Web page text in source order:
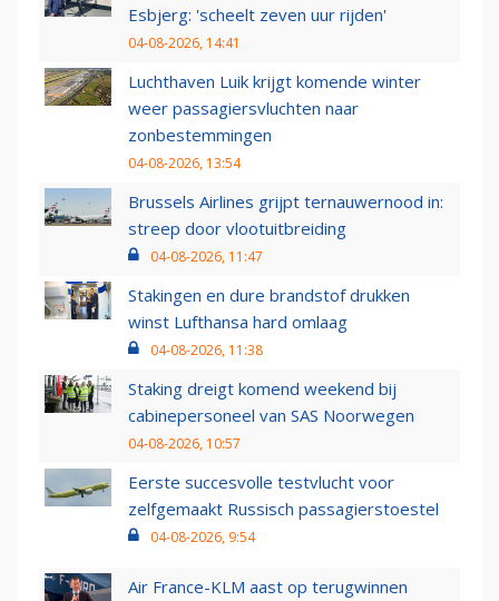
Esbjerg: 'scheelt zeven uur rijden'
04-08-2026, 14:41
Luchthaven Luik krijgt komende winter
weer passagiersvluchten naar
zonbestemmingen
04-08-2026, 13:54
Brussels Airlines grijpt ternauwernood in:
streep door vlootuitbreiding
04-08-2026, 11:47
Stakingen en dure brandstof drukken
winst Lufthansa hard omlaag
04-08-2026, 11:38
Staking dreigt komend weekend bij
cabinepersoneel van SAS Noorwegen
04-08-2026, 10:57
Eerste succesvolle testvlucht voor
zelfgemaakt Russisch passagierstoestel
04-08-2026, 9:54
Air France-KLM aast op terugwinnen